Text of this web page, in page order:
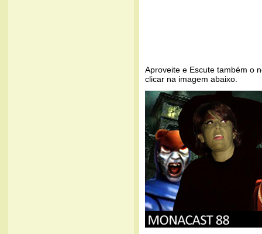
Aproveite e Escute também o
clicar na imagem abaixo.